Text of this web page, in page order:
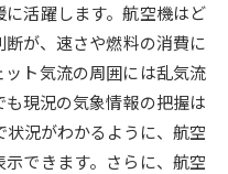
験スケジュールを立てよう
レメール全国一斉進学調査
活躍します。航空機はど
が、速さや燃料の消費に
ト気流の周囲には乱気流
現況の気象情報の把握は
況がわかるように、航空
できます。さらに、航空